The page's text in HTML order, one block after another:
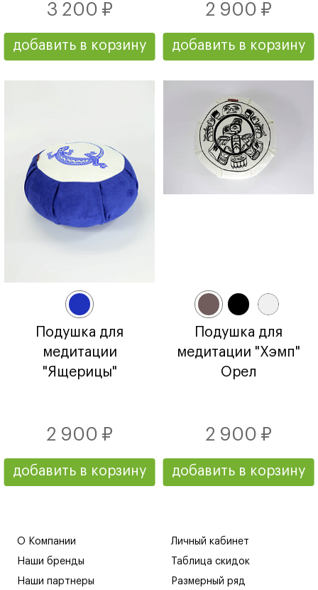
3 200 ₽
добавить в корзину
2 900 ₽
добавить в корзину
Подушка для
медитации
"Ящерицы"
2 900 ₽
добавить в корзину
Подушка для
медитации "Хэмп"
Орел
2 900 ₽
добавить в корзину
О Компании
Наши бренды
Наши партнеры
Личный кабинет
Таблица скидок
Размерный ряд